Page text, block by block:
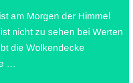
am Morgen der Himmel
nicht zu sehen bei Werten
die Wolkendecke
…